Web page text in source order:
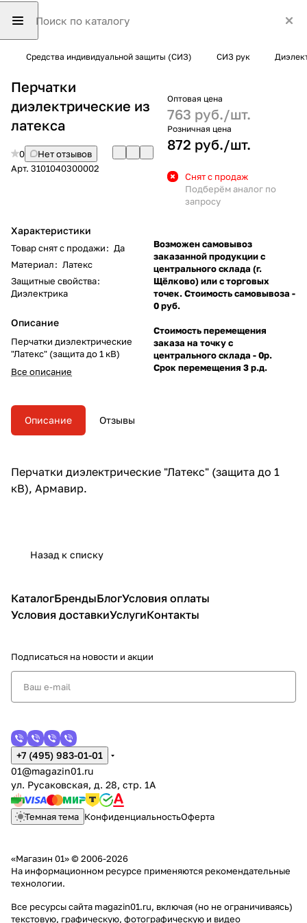
Средства индивидуальной защиты (СИЗ) СИЗ рук
Перчатки
диэлектрические из
латекса
0
Нет отзывов
Арт. 3101040300002
Характеристики
Товар снят с продажи: Да
Материал: Латекс
Защитные свойства:
Диэлектрика
Описание
Перчатки диэлектрические
"Латекс" (защита до 1 кВ)
Все описание
Оптовая цена
763 руб./шт.
Розничная цена
872 руб./шт.
Снят с продаж
Подберём аналог по
запросу
Возможен самовывоз
заказанной продукции с
центрального склада (г.
Щёлково) или с торговых
точек. Стоимость самовывоза -
0 руб.
Стоимость перемещения
заказа на точку с
центрального склада - 0р.
Срок перемещения 3 р.д.
Описание Отзывы
Перчатки диэлектрические "Латекс" (защита до 1
кВ), Армавир.
Назад к списку
КаталогБрендыБлогУсловия оплаты
Условия доставкиУслугиКонтакты
Подписаться на новости и акции
+7 (495) 983-01-01
01@magazin01.ru
ул. Русаковская, д. 28, стр. 1А
Темная тема КонфиденциальностьОферта
«Магазин 01» © 2006-2026
На информационном ресурсе применяются рекомендательные
технологии.
Все ресурсы сайта magazin01.ru, включая (но не ограничиваясь)
текстовую, графическую, фотографическую и видео